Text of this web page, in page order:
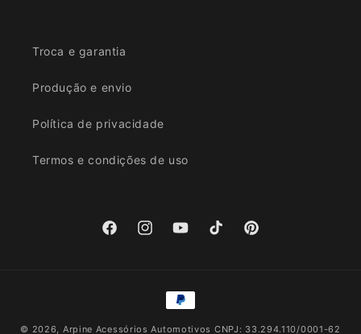
Troca e garantia
Produção e envio
Política de privacidade
Termos e condições de uso
FacebookInstagramYouTubeTikTok Pinterest
Formas
© 2026, Arpine Acessórios Automotivos CNPJ: 33.294.110/0001-62